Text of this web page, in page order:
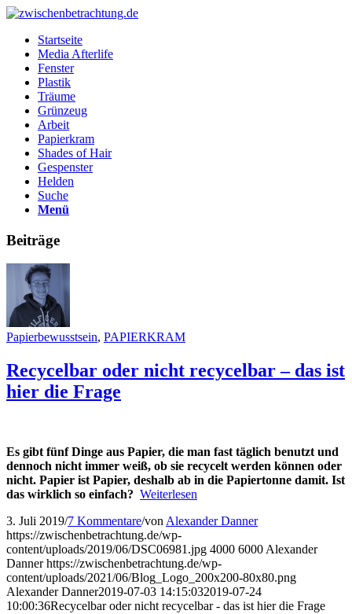
Startseite
Media Afterlife
Fenster
Plastik
Träume
Grünzeug
Arbeit
Papierkram
Shades of Hair
Gespenster
Helden
Suche
Menü
Beiträge
Papierbewusstsein, PAPIERKRAM
Recycelbar oder nicht recycelbar – das ist
hier die Frage
Es gibt fünf Dinge aus Papier, die man fast täglich benutzt und
dennoch nicht immer weiß, ob sie recycelt werden können oder
nicht. Papier ist Papier, deshalb ab in die Papiertonne damit. Ist
das wirklich so einfach? Weiterlesen
3. Juli 2019/7 Kommentare/von Alexander Danner
https://zwischenbetrachtung.de/wp-
content/uploads/2019/06/DSC06981.jpg 4000 6000 Alexander
Danner https://zwischenbetrachtung.de/wp-
content/uploads/2021/06/Blog_Logo_200x200-80x80.png
Alexander Danner2019-07-03 14:15:032019-07-24
10:00:36Recycelbar oder nicht recycelbar - das ist hier die Frage